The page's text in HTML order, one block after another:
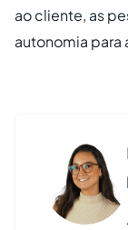
ao cliente, as
autonomia para